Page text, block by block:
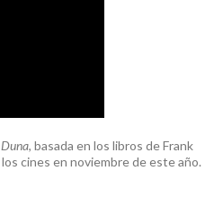
Duna, basada en los libros de Frank
cines en noviembre de este año.